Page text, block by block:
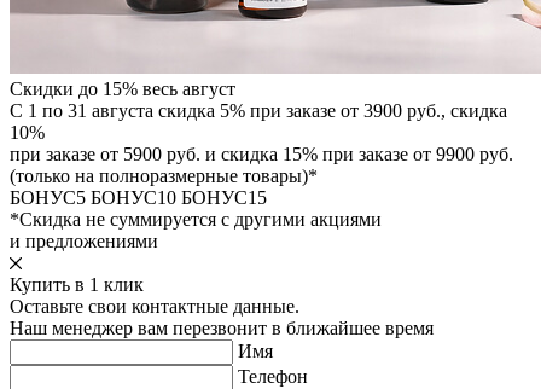
Скидки до 15% весь август
С 1 по 31 августа скидка 5% при заказе от 3900 руб., скидка
10%
при заказе от 5900 руб. и скидка 15% при заказе от 9900 руб.
(только на полноразмерные товары)*
БОНУС5 БОНУС10 БОНУС15
*Скидка не суммируется с другими акциями
и предложениями
Купить в 1 клик
Оставьте свои контактные данные.
Наш менеджер вам перезвонит в ближайшее время
Имя
Телефон